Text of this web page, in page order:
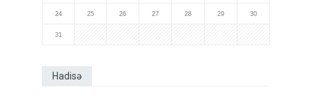
24 25 26 27 28 29 30
31
Hadisə